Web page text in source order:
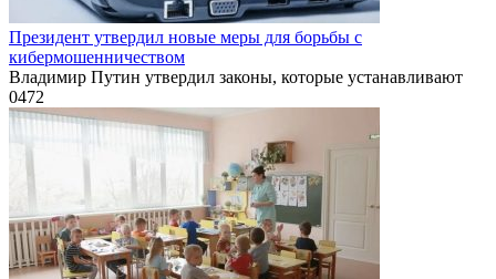
Президент утвердил новые меры для борьбы с
кибермошенничеством
Владимир Путин утвердил законы, которые устанавливают
0472